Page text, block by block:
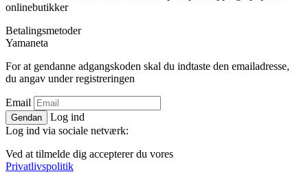
onlinebutikker
Betalingsmetoder
Yamaneta
For at gendanne adgangskoden skal du indtaste den emailadresse,
du angav under registreringen
Email
Gendan
Log ind
Log ind via sociale netværk:
Ved at tilmelde dig accepterer du vores
Privatlivspolitik